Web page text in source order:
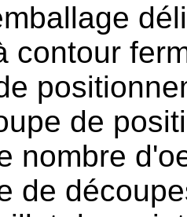
contour
de
nombre
de